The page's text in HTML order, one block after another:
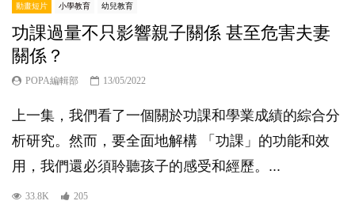
動畫短片 小學教育 幼兒教育
功課過量不只影響親子關係 甚至危害夫妻
關係？
POPA編輯部 13/05/2022
上一集，我們看了一個關於功課和學業成績的綜合分
析研究。然而，要全面地解構 「功課」的功能和效
用，我們還必須聆聽孩子的感受和經歷。...
33.8K 205